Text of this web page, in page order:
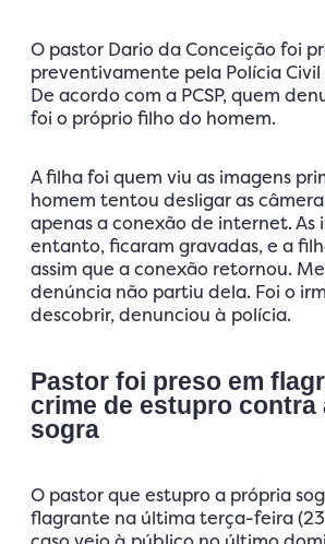
O pastor Dario da Conceição foi
preventivamente pela Polícia Civil
De acordo com a PCSP, quem
foi o próprio filho do homem.
A filha foi quem viu as imagens
homem tentou desligar as
apenas a conexão de internet. As
entanto, ficaram gravadas, e a
assim que a conexão retornou.
denúncia não partiu dela. Foi o
descobrir, denunciou à polícia.
Pastor foi preso em
crime de estupro contra
sogra
O pastor que estupro a própria
flagrante na última terça-feira